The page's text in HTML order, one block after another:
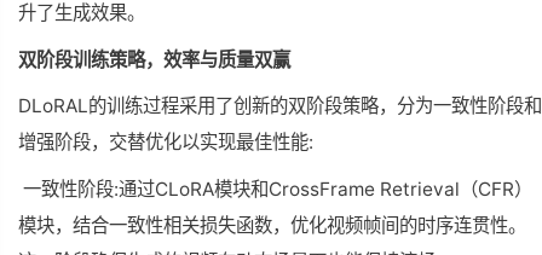
升了生成效果。
双阶段训练策略，效率与质量双赢
DLoRAL的训练过程采用了创新的双阶段策略，分为一致性阶段和
增强阶段，交替优化以实现最佳性能:
一致性阶段:通过CLoRA模块和CrossFrame Retrieval（CFR）
模块，结合一致性相关损失函数，优化视频帧间的时序连贯性。